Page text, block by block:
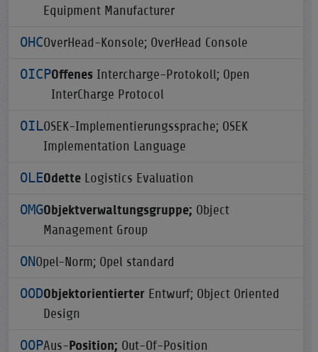
Equipment Manufacturer
OHCOverHead-Konsole; OverHead Console
OICPOffenes Intercharge-Protokoll; Open
InterCharge Protocol
OILOSEK-Implementierungssprache; OSEK
Implementation Language
OLEOdette Logistics Evaluation
OMGObjektverwaltungsgruppe; Object
Management Group
ONOpel-Norm; Opel standard
OODObjektorientierter Entwurf; Object Oriented
Design
OOPAus-Position; Out-Of-Position